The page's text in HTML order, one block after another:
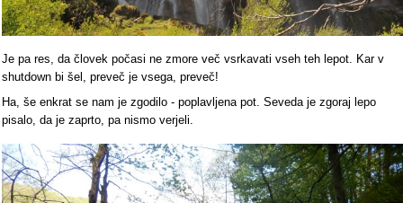
Je pa res, da človek počasi ne zmore več vsrkavati vseh teh lepot. Kar v
shutdown bi šel, preveč je vsega, preveč!
Ha, še enkrat se nam je zgodilo - poplavljena pot. Seveda je zgoraj lepo
pisalo, da je zaprto, pa nismo verjeli.